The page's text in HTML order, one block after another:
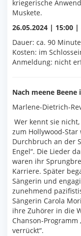
kriegerische
Muskete.
26.05.2024 | 15:00
Dauer: ca. 90
Kosten: im
Anmeldung: nicht
Nach meene
Marlene-Dietrich-
Wer kennt sie
zum Hollywood-
Durchbruch an der
Engel“. Die Lieder
waren ihr
Karriere. Später
Sängerin und
zunehmend
Sängerin Carola
ihre Zuhörer in die
Chanson-
verrückt“.